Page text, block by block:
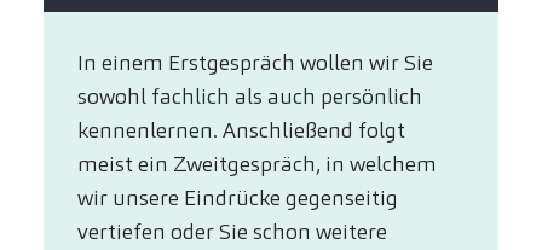
In einem Erstgespräch wollen wir Sie
sowohl fachlich als auch persönlich
kennenlernen. Anschließend folgt
meist ein Zweitgespräch, in welchem
wir unsere Eindrücke gegenseitig
vertiefen oder Sie schon weitere